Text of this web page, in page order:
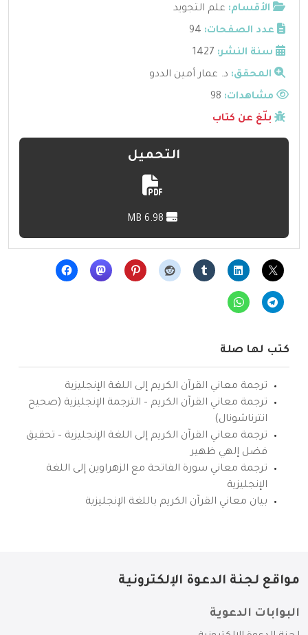
الأقسام: علم التجويد
عدد الصفحات: 94
سنة النشر: 1427
المحقق: د. عمار أمين الددو
مشاهدات:
بلّغ عن كتاب
التحميل
كتب لها صلة
ترجمة معاني القرآن الكريم إلى اللغة الإنجليزية
ترجمة معاني القرآن الكريم – الترجمة الإنجليزية (صحيح
انترناشونال)
ترجمة معاني القرآن الكريم إلى اللغة الإنجليزية – تحقيق
فضل إلهي ظهير
ترجمة معاني سورة الفاتحة مع الزهراوين إلى اللغة
الإنجليزية
بيان معاني القرآن الكريم باللغة الإنجليزية
مواقع لجنة الدعوة الإلكترونية
البوابات الدعوية